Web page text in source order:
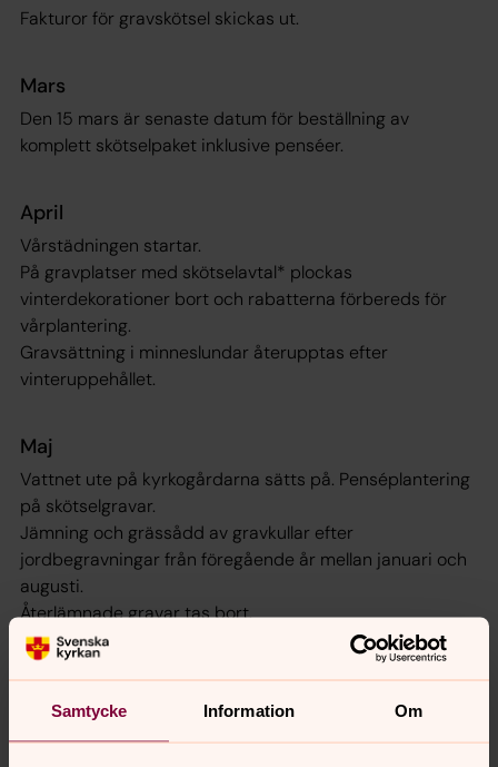
Samtycke Information Om
Fakturor för gravskötsel skickas ut.
Mars
Den 15 mars är senaste datum för beställning av
komplett skötselpaket inklusive penséer.
April
Vårstädningen startar.
På gravplatser med skötselavtal* plockas
vinterdekorationer bort och rabatterna förbereds för
vårplantering.
Gravsättning i minneslundar återupptas efter
vinteruppehållet.
Maj
Vattnet ute på kyrkogårdarna sätts på. Penséplantering
på skötselgravar.
Jämning och grässådd av gravkullar efter
jordbegravningar från föregående år mellan januari och
augusti.
Återlämnade gravar tas bort.
Juni
Sommarblomsplanteringen är klar till midsommar.